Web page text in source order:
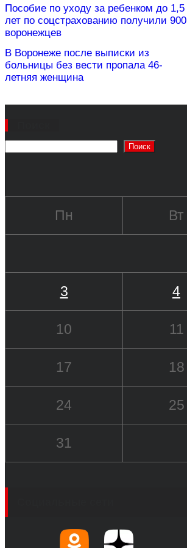
Пособие по уходу за ребенком до 1,5
лет по соцстрахованию получили 900
воронежцев
В Воронеже после выписки из
больницы без вести пропала 46-
летняя женщина
Поиск
Пн Вт
3 4
10 11
17 18
24 25
31